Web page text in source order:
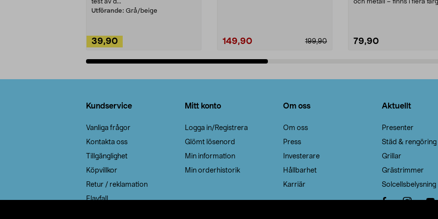
test av d...
Utförande: Grå/beige
39,90 199,90
149,90
och metall – finns i flera
79,90
Kundservice
Vanliga frågor
Kontakta oss
Tillgänglighet
Köpvillkor
Retur / reklamation
Elavfall
Mitt konto
Logga in/Registrera
Glömt lösenord
Min information
Min orderhistorik
Om oss
Om oss
Press
Investerare
Hållbarhet
Karriär
Aktuellt
Presenter
Städ & rengöring
Grillar
Grästrimmer
Solcellsbelysning